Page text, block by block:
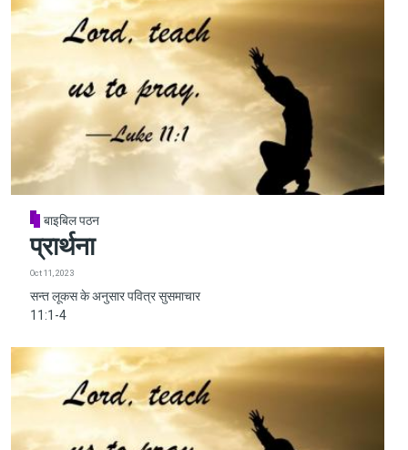
बाइबिल पठन
प्रार्थना
Oct 11, 2023
सन्त लूकस के अनुसार पवित्र सुसमाचार
11:1-4